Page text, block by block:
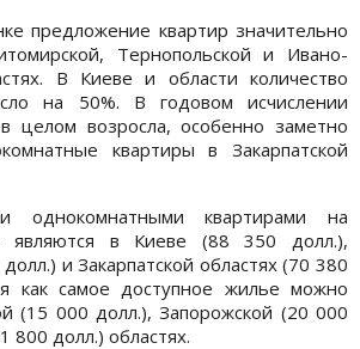
предложение квартир значительно
Тернопольской и Ивано-
В Киеве и области количество
на 50%. В годовом исчислении
целом возросла, особенно заметно
квартиры в Закарпатской
однокомнатными квартирами на
являются в Киеве (88 350 долл.),
и Закарпатской областях (70 380
как самое доступное жилье можно
(15 000 долл.), Запорожской (20 000
800 долл.) областях.